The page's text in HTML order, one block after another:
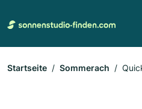
Startseite Sommerach